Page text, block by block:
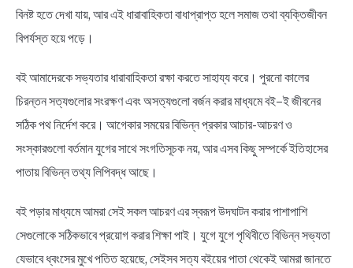
বিনষ্ট হতে দেখা যায়, আর এই ধারাবাহিকতা বাধাপ্রাপ্ত হলে সমাজ তথা ব্যক্তিজীবন
বিপর্যস্ত হয়ে পড়ে।
বই আমাদেরকে সভ্যতার ধারাবাহিকতা রক্ষা করতে সাহায্য করে। পুরনো কালের
চিরন্তন সত্যগুলোর সংরক্ষণ এবং অসত্যগুলো বর্জন করার মাধ্যমে বই–ই জীবনের
সঠিক পথ নির্দেশ করে। আগেকার সময়ের বিভিন্ন প্রকার আচার-আচরণ ও
সংস্কারগুলো বর্তমান যুগের সাথে সংগতিসূচক নয়, আর এসব কিছু সম্পর্কে ইতিহাসের
পাতায় বিভিন্ন তথ্য লিপিবদ্ধ আছে।
বই পড়ার মাধ্যমে আমরা সেই সকল আচরণ এর স্বরূপ উদঘাটন করার পাশাপাশি
সেগুলোকে সঠিকভাবে প্রয়োগ করার শিক্ষা পাই। যুগে যুগে পৃথিবীতে বিভিন্ন সভ্যতা
যেভাবে ধ্বংসের মুখে পতিত হয়েছে, সেইসব সত্য বইয়ের পাতা থেকেই আমরা জানতে